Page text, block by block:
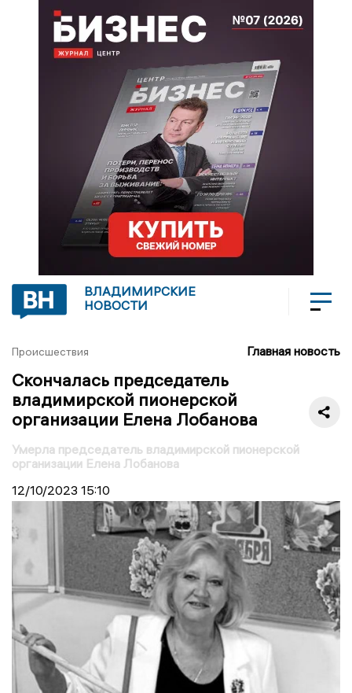
ВЛАДИМИРСКИЕ
НОВОСТИ
Происшествия Главная новость
Скончалась председатель
владимирской пионерской
организации Елена Лобанова
Умерла председатель владимирской пионерской
организации Елена Лобанова
12/10/2023 15:10